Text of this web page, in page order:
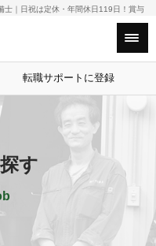
士｜日祝は定休・年間休日119日！賞与
転職サポートに登録
【正社員｜埼玉
す